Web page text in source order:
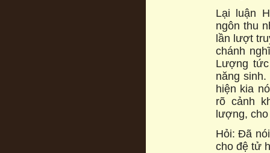
Lại luận
ngôn thu
lần lượt
chánh
Lượng
năng
hiện kia
rõ cảnh
lượng,
Hỏi: Đã
cho đệ tử